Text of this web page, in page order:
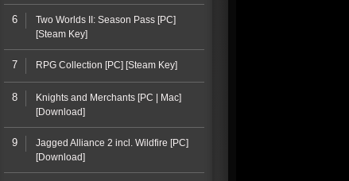
6
Two Worlds II: Season Pass [PC]
[Steam Key]
7 RPG Collection [PC] [Steam Key]
8
Knights and Merchants [PC | Mac]
[Download]
9
Jagged Alliance 2 incl. Wildfire [PC]
[Download]